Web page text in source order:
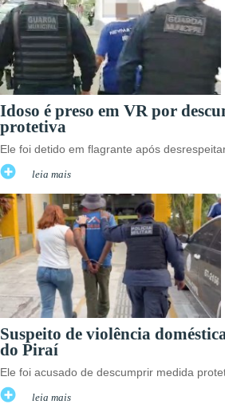
Idoso é preso em VR por
protetiva
Ele foi detido em flagrante após
leia mais
Suspeito de violência
do Piraí
Ele foi acusado de descumprir medida
leia mais